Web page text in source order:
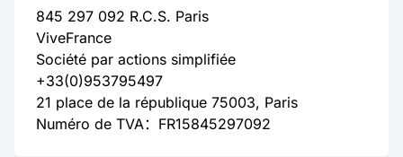
845 297 092 R.C.S. Paris
ViveFrance
Société par actions simplifiée
+33(0)953795497
21 place de la république 75003, Paris
Numéro de TVA：FR15845297092